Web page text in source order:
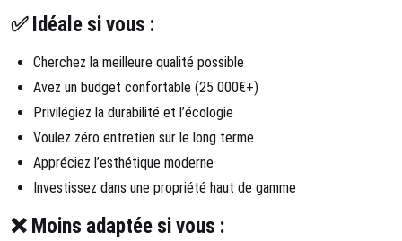
✅ Idéale si vous :
Cherchez la meilleure qualité possible
Avez un budget confortable (25 000€+)
Privilégiez la durabilité et l’écologie
Voulez zéro entretien sur le long terme
Appréciez l’esthétique moderne
Investissez dans une propriété haut de gamme
❌ Moins adaptée si vous :